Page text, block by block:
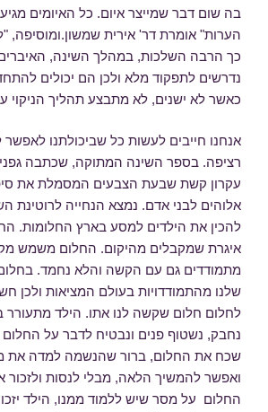
בה שום דבר שמייצר איום. כל האיומים
הערות" אומרת דר' אירית שמשון.ומוסיפה,
כך הרבה השלכות, במהלך השינה,
נדרשים לתפקוד מלא ולכן הם יכולים
כאשר לא ישנים, לא מתבצע תהליך הניקוי
אנחנו חייבים לעשות כל שביכולתנו לאפשר
רציפה. בספר השינה המתוקה, שכתבה
עקרון קשת שבעת הצבעים המסמלת את
אלוהים לבני אדם. נמצא הנחייה לרוטינת
להכין את הילדים למסע בארץ החלומות.
איגרת שמקבלים מהיקום. החלום משמש
מתמודדים גם עם הקשה והלא נחמד.
שלנו מהתמודדויות בעולם המציאות ולכן
לחלום חלום שקשה לנו אתו. הילד מתעורר
נחבק, נשטוף פנים ונבטיח לדבר על
שכח את החלום, ברור שהנשמה למדה את
ואפשר להמשיך הלאה, מבלי לנסות
החלום על מסר שיש ללמוד ממנו, הילד